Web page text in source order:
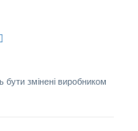
бути змінені виробником